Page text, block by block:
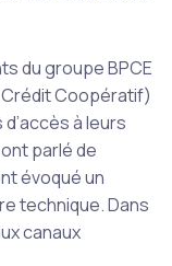
du groupe BPCE
Crédit Coopératif)
à leurs
parlé de
évoqué un
technique. Dans
canaux